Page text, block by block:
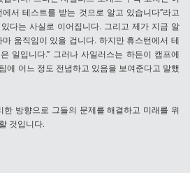
서 테스트를 받는 것으로 알고 있습니다”라고
다는 사실로 이어집니다. 그리고 제가 지금 알
움직임이 있을 겁니다. 하지만 휴스턴에서 테
일입니다.” 그러나 사일러스는 하든이 캠프에
에 어느 정도 전념하고 있음을 보여준다고 말했
방향으로 그들의 문제를 해결하고 미래를 위
것입니다.